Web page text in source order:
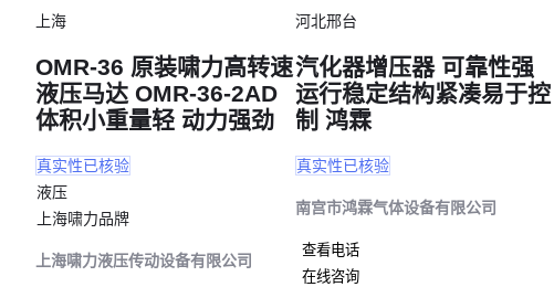
上海
OMR-36 原装啸力高转速
液压马达 OMR-36-2AD
体积小重量轻 动力强劲
真实性已核验
液压
上海啸力品牌
上海啸力液压传动设备有限公司
河北邢台
汽化器增压器 可靠性强
运行稳定结构紧凑易于控
制 鸿霖
真实性已核验
南宫市鸿霖气体设备有限公司
查看电话
在线咨询